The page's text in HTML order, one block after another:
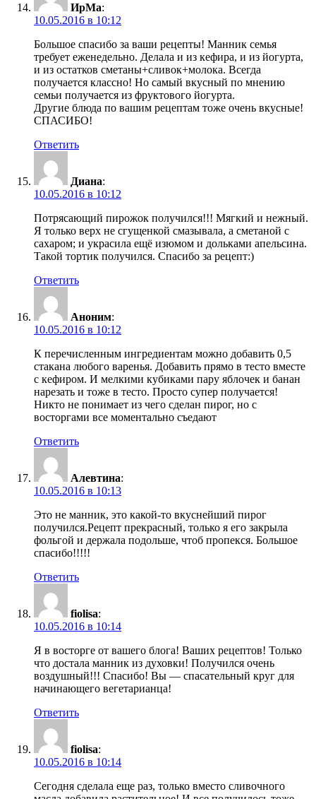
ИрМа:
10.05.2016 в 10:12
Большое спасибо за ваши рецепты! Манник семья
требует еженедельно. Делала и из кефира, и из йогурта,
и из остатков сметаны+сливок+молока. Всегда
получается классно! Но самый вкусный по мнению
семьи получается из фруктового йогурта.
Другие блюда по вашим рецептам тоже очень вкусные!
СПАСИБО!
Ответить
Диана:
10.05.2016 в 10:12
Потрясающий пирожок получился!!! Мягкий и нежный.
Я только верх не сгущенкой смазывала, а сметаной с
сахаром; и украсила ещё изюмом и дольками апельсина.
Такой тортик получился. Спасибо за рецепт:)
Ответить
Аноним:
10.05.2016 в 10:12
К перечисленным ингредиентам можно добавить 0,5
стакана любого варенья. Добавить прямо в тесто вместе
с кефиром. И мелкими кубиками пару яблочек и банан
нарезать и тоже в тесто. Просто супер получается!
Никто не понимает из чего сделан пирог, но с
восторгами все моментально съедают
Ответить
Алевтина:
10.05.2016 в 10:13
Это не манник, это какой-то вкуснейший пирог
получился.Рецепт прекрасный, только я его закрыла
фольгой и держала подольше, чтоб пропекся. Большое
спасибо!!!!!
Ответить
fiolisa:
10.05.2016 в 10:14
Я в восторге от вашего блога! Ваших рецептов! Только
что достала манник из духовки! Получился очень
воздушный!!! Спасибо! Вы — спасательный круг для
начинающего вегетарианца!
Ответить
fiolisa:
10.05.2016 в 10:14
Сегодня сделала еще раз, только вместо сливочного